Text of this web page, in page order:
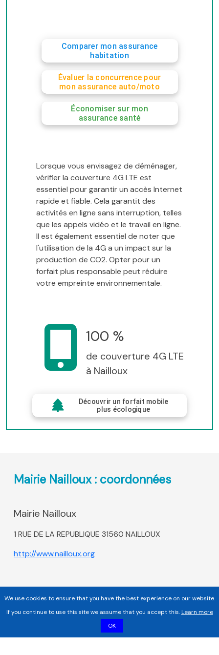
Comparer mon assurance
habitation
Évaluer la concurrence pour
mon assurance auto/moto
Économiser sur mon
assurance santé
Lorsque vous envisagez de déménager,
vérifier la couverture 4G LTE est
essentiel pour garantir un accès Internet
rapide et fiable. Cela garantit des
activités en ligne sans interruption, telles
que les appels vidéo et le travail en ligne.
Il est également essentiel de noter que
l'utilisation de la 4G a un impact sur la
production de CO2. Opter pour un
forfait plus responsable peut réduire
votre empreinte environnementale.
100 %
de couverture 4G LTE
à Nailloux
Découvrir un forfait mobile
plus écologique
Mairie Nailloux : coordonnées
Mairie Nailloux
1 RUE DE LA REPUBLIQUE 31560 NAILLOUX
http://www.nailloux.org
We use cookies to ensure that you have the best experience on our website.
If you continue to use this site we assume that you accept this.Learn more
OK